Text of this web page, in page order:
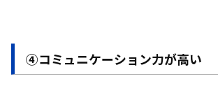
④コミュニケーション力が高い